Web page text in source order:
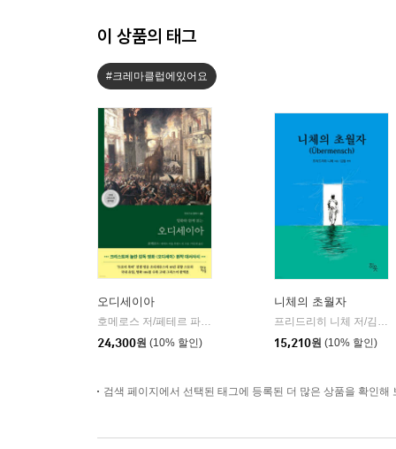
이 상품의 태그
#크레마클럽에있어요
오디세이아
호메로스 저/페테르 파울 루벤스 그림/박문재 역 |
현대지성
24,300원 (10% 할인)
니체의 초월자
프리드리히 니체 저/김철 편역
15,210원 (10% 할인)
검색 페이지에서 선택된 태그에 등록된 더 많은 상품을 확인해